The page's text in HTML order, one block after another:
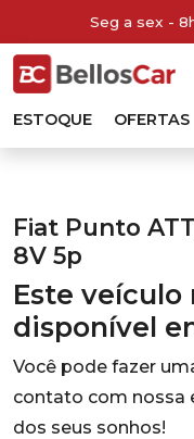
Seg a sex -
ESTOQUE OFERTAS
Fiat Punto
8V 5p
Este veículo
disponível
Você pode fazer
contato com nossa
dos seus sonhos!